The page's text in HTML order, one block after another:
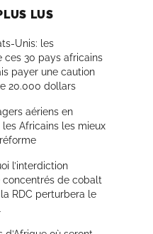
LUS
Unis: les
ces 30 pays africains
payer une caution
20.000 dollars
aériens en
les Africains les mieux
l’interdiction
concentrés de cobalt
RDC perturbera le